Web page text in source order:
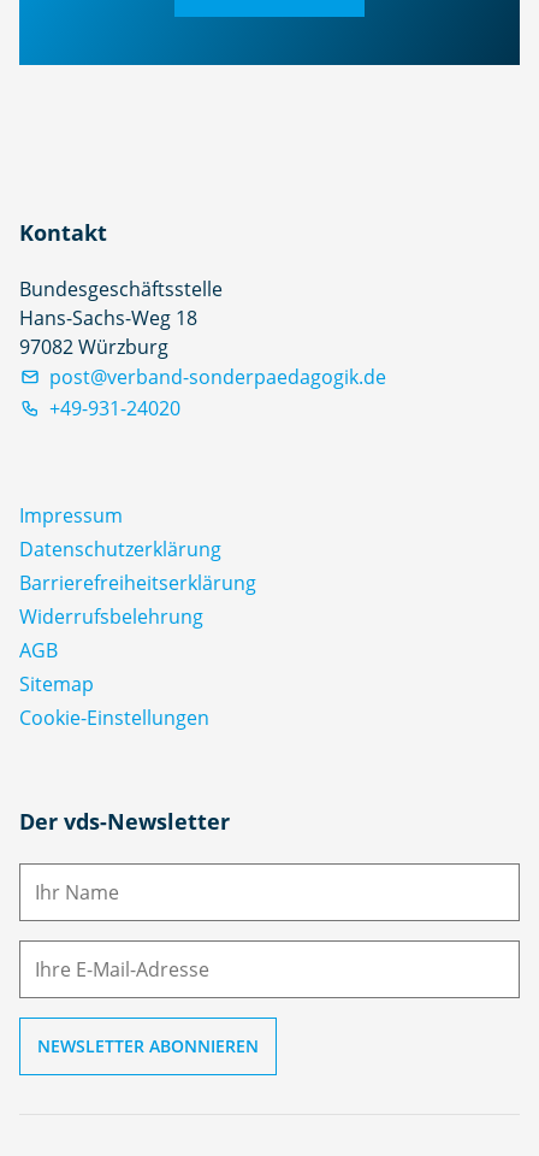
Kontakt
Bundesgeschäftsstelle
Hans-Sachs-Weg 18
97082 Würzburg
post@verband-sonderpaedagogik.de
+49-931-24020
Impressum
Datenschutz­erklärung
Barrierefreiheitserklärung
Widerrufsbelehrung
AGB
Sitemap
Cookie-Einstellungen
Der vds-Newsletter
N
M